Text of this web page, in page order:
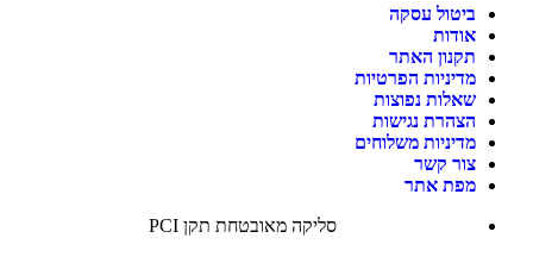
ביטול עסקה
אודות
תקנון האתר
מדיניות הפרטיות
שאלות נפוצות
הצהרת נגישות
מדיניות משלוחים
צור קשר
מפת אתר
סליקה מאובטחת תקן PCI